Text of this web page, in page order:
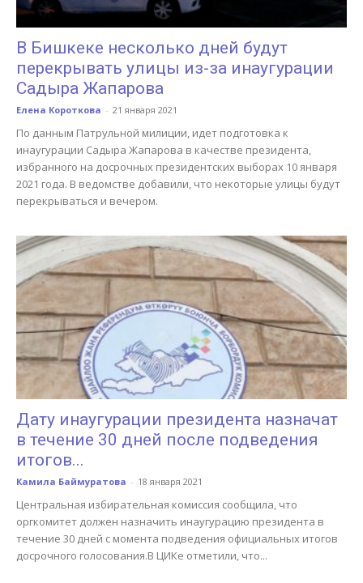
В Бишкеке несколько дней будут
перекрывать улицы из-за инаугурации
Садыра Жапарова
Елена Короткова - 21 января 2021
По данным Патрульной милиции, идет подготовка к
инаугурации Садыра Жапарова в качестве президента,
избранного на досрочных президентских выборах 10 января
2021 года. В ведомстве добавили, что некоторые улицы будут
перекрываться и вечером.
Дату инаугурации президента назначат
в течение 30 дней после подведения
итогов...
Камила Баймуратова - 18 января 2021
Центральная избирательная комиссия сообщила, что
оргкомитет должен назначить инаугурацию президента в
течение 30 дней с момента подведения официальных итогов
досрочного голосования.В ЦИКе отметили, что...